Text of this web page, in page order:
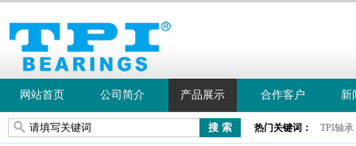
网站首页 公司简介 产品展示 合作客户 新
热门关键词： TPI轴承